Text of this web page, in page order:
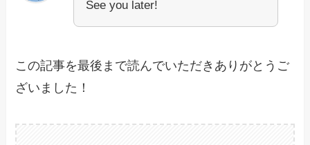
See you later!
この記事を最後まで読んでいただきありがとうご
ざいました！